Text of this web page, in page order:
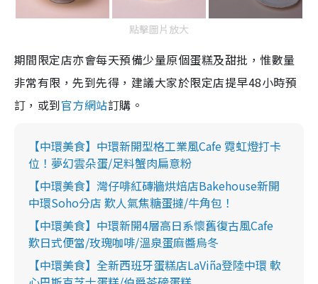
點擊圖片放大
期間限定店亦會每天預備少量原個蛋糕及甜批，惟數量
非常有限，先到先得，建議大家於限定店提早48小時預
訂，或到官方網站訂購。
【中環美食】中環新開型格工業風Cafe 霓虹燈打卡
位！夢幻雲朵蛋/足料蟹肉扁意粉
【中環美食】灣仔啡紅磚牆烘焙店Bakehouse新開
中環Soho分店 歎人氣焦糖蛋撻/牛角包！
【中環美食】中環新開4層高日系懷舊復古風Cafe
歎日式便當/玫瑰咖啡/溫泉蛋麻醬烏冬
【中環美食】全新西班牙蛋糕店LaViña登陸中環 軟